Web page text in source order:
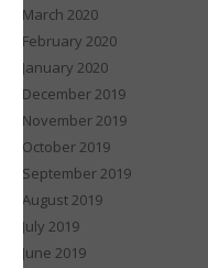
March 2020
February 2020
January 2020
December 2019
November 2019
October 2019
September 2019
August 2019
July 2019
June 2019